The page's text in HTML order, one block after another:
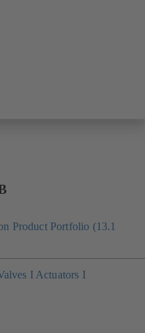
Product Portfolio (13.1
I Actuators I